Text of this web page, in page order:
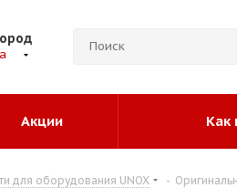
Акции Как
для оборудования UNOX -